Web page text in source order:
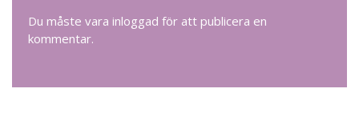
Du måste vara inloggad för att publicera en
kommentar.